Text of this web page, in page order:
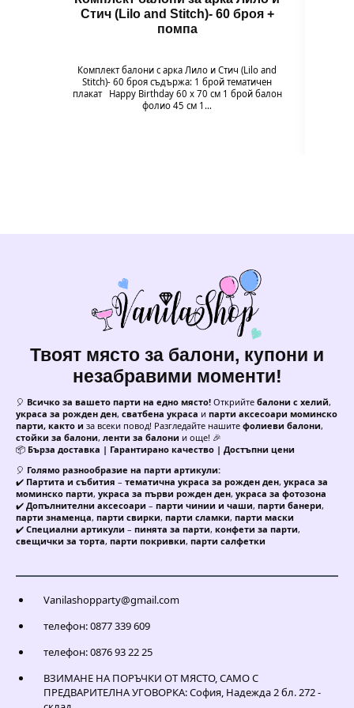
Стич (Lilo and Stitch)- 60 броя +
помпа
Комплект балони с арка Лило и Стич (Lilo and
Stitch)- 60 броя съдържа: 1 брой тематичен
плакат Happy Birthday 60 х 70 см 1 брой балон
фолио 45 см 1…
Твоят място за балони, купони и
незабравими моменти!
🎈 Всичко за вашето парти на едно място! Открийте балони с хелий,
украса за рожден ден, сватбена украса и парти аксесоари моминско
парти, както и за всеки повод! Разгледайте нашите фолиеви балони,
стойки за балони, ленти за балони и още! 🎉
📦 Бърза доставка | Гарантирано качество | Достъпни цени
🎈 Голямо разнообразие на парти артикули:
✔️ Партита и събития – тематична украса за рожден ден, украса за
моминско парти, украса за първи рожден ден, украса за фотозона
✔️ Допълнителни аксесоари – парти чинии и чаши, парти банери,
парти знаменца, парти свирки, парти сламки, парти маски
✔️ Специални артикули – пинята за парти, конфети за парти,
свещички за торта, парти покривки, парти салфетки
Vanilashopparty@gmail.com
телефон: 0877 339 609
телефон: 0876 93 22 25
ВЗИМАНЕ НА ПОРЪЧКИ ОТ МЯСТО, САМО С
ПРЕДВАРИТЕЛНА УГОВОРКА: София, Надежда 2 бл. 272 -